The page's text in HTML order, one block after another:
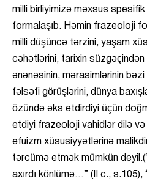
milli birliyimizə məxsus
formalaşıb. Həmin frazeoloji
milli düşüncə tərzini, yaşam
cəhətlərini, tarixin
ənənəsinin, mərasimlərinin
fəlsəfi görüşlərini, dünya
özündə əks etdirdiyi üçün
etdiyi frazeoloji vahidlər dilə və
efuizm xüsusiyyətlərinə
tərcümə etmək mümkün
axırdı könlümə…” (II c.,